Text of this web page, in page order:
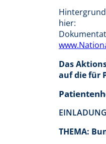
hier:
Das
auf die für
THEMA: